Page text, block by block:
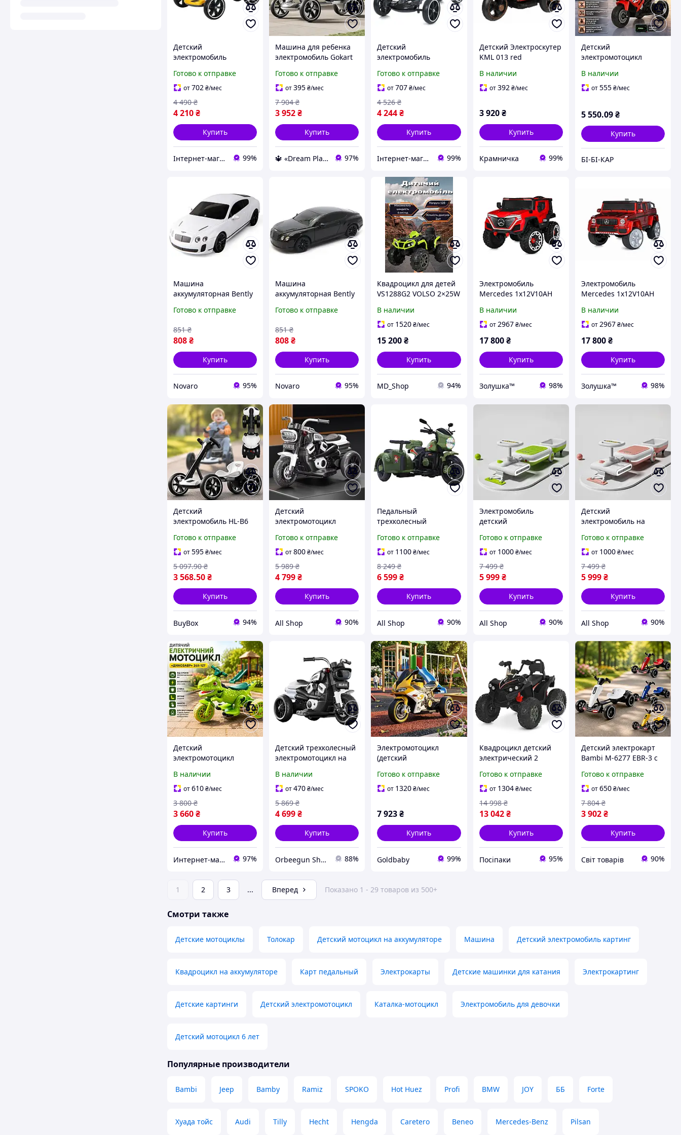
Детский
электромобиль
6V 4.5Ah до 6 км/ч M-
6072 Eco Koleso
желтый
Готово к отправке
от702 ₴/мес
4 210₴
4 490 ₴
Купить
Інтернет-магазин TRINTA 99%
Машина для ребенка
электромобиль Gokart
Одноместный
электромобиль с
Готово к отправке
от395₴/мес
3 952₴
7 904 ₴
Купить
🔱 «Dream Place» Компетентность! Качество товара! Быстрая отправка! ✅ 97%
Детский
электромобиль
6V 4.5Ah до 6 км/ч M-
6072 Eco Koleso
черный
Готово к отправке
от707₴/мес
4 244₴
4 526 ₴
Купить
Інтернет-магазин TRINTA 99%
Детский Электроскутер
KML 013 red
В наличии
от392 ₴/мес
3 920 ₴
Купить
Крамничка 99%
Детский
электромотоцикл
мягким сиденьем и
MP3, для детей 2-6 лет,
В наличии
от555₴/мес
5 550.09₴
Купить
БІ-БІ-КАР
Машина
аккумуляторная Bently
(27040WT)
Готово к отправке
808₴
851 ₴
Купить
Novaro 95%
Машина
аккумуляторная Bently
(27040BC) (27040BC_ZO)
Готово к отправке
808₴
851 ₴
Купить
Novaro 95%
Квадроцикл для детей
VS1288G2 VOLSO 2×25W
каталки на
аккумуляторе 12V 7Ah
В наличии
от 1520₴/мес
15 200₴
Купить
MD_Shop 94%
Электромобиль
Mercedes 1х12V10AH
звуковыми эффектами
красный (M5912 EBLR-
В наличии
от2967 ₴/мес
17 800 ₴
Купить
Золушка™ 98%
Электромобиль
Mercedes 1х12V10AH
звуковыми эффектами
красный (M5818EBLRS)
В наличии
от2967₴/мес
17 800₴
Купить
Золушка™ 98%
Детский
электромобиль HL-B6
для детей с пультом ДУ
детская машина на
аккумуляторе 6V
Готово к отправке
от595₴/мес
3 568.50₴
5 097.90 ₴
Купить
BuyBox 94%
Детский
электромотоцикл
аккумуляторный со
светом и звуковыми
эффектами, электро
мото трайк для
мальчиков и девочек
Готово к отправке
от800₴/мес
4 799₴
5 989 ₴
Купить
All Shop 90%
Педальный
трехколесный
для малышей детская
каталка мотоциклик,
игрушка с педалями
для катания ребенка
Готово к отправке
от 1100₴/мес
6 599₴
8 249 ₴
Купить
All Shop 90%
Электромобиль
детский
ручным управлением,
машина для катания
детей от 3 лет,
реалистичный
игрушечный
автомобиль
Готово к отправке
от 1000 ₴/мес
5 999 ₴
7 499 ₴
Купить
All Shop 90%
Детский
электромобиль на
управлением, машинка
для катания малышей
дома и на улице,
электрокар для детей
Готово к отправке
от 1000₴/мес
5 999₴
7 499 ₴
Купить
All Shop 90%
Детский
электромотоцикл
подвижными
элементами,
световыми и
звуковыми эффектами
Готово к отправке
В наличии
от610₴/мес
3 660₴
3 800 ₴
Купить
Интернет-магазин "АТМ" 97%
Детский трехколесный
электромотоцикл на
светом, звуком и
удобной педалью газа
для мальчиков и
девочек для дітей
В наличии
от470₴/мес
4 699₴
5 869 ₴
Купить
Orbeegun Shop 88%
Электромотоцикл
(детский
мотоцикл трицикл с
мягким сидением)
Готово к отправке
от 1320₴/мес
7 923₴
Купить
Goldbaby 99%
Квадроцикл детский
электрический 2
6294EL-2)
Готово к отправке
от 1304 ₴/мес
13 042 ₴
14 998 ₴
Купить
Посіпаки 95%
Детский электрокарт
Bambi M-6277 EBR-3 с
дистанционного
управления для
прогулок до 50кг
Готово к отправке
от650₴/мес
3 902₴
7 804 ₴
Купить
Cвіт товарів 90%
1 2 3 ... Вперед Показано 1 - 29 товаров из 500+
Смотри также
Детские мотоциклы Толокар Детский мотоцикл на аккумуляторе Машина Детский электромобиль картинг
Квадроцикл на аккумуляторе Карт педальный Электрокарты Детские машинки для катания Электрокартинг
Детские картинги Детский электромотоцикл Каталка-мотоцикл Электромобиль для девочки
Детский мотоцикл 6 лет
Популярные производители
Bambi Jeep Bamby Ramiz SPOKO Hot Huez Profi BMW JOY ББ Forte
Хуада тойс Audi Tilly Hecht Hengda Caretero Beneo Mercedes-Benz Pilsan